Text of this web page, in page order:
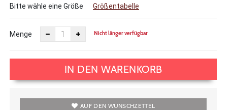
Bitte wähle eine Größe
Größentabelle
Menge Nicht länger verfügbar
IN DEN WARENKORB
AUF DEN WUNSCHZETTEL